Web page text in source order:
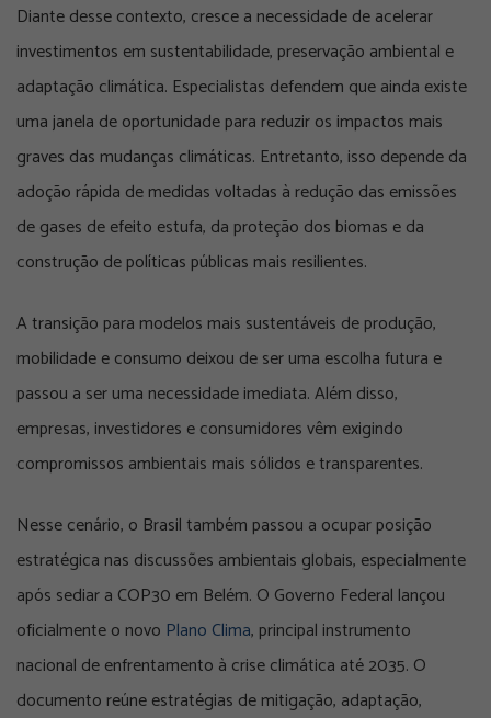
Diante desse contexto, cresce a necessidade de acelerar
investimentos em sustentabilidade, preservação ambiental e
adaptação climática. Especialistas defendem que ainda existe
uma janela de oportunidade para reduzir os impactos mais
graves das mudanças climáticas. Entretanto, isso depende da
adoção rápida de medidas voltadas à redução das emissões
de gases de efeito estufa, da proteção dos biomas e da
construção de políticas públicas mais resilientes.
A transição para modelos mais sustentáveis de produção,
mobilidade e consumo deixou de ser uma escolha futura e
passou a ser uma necessidade imediata. Além disso,
empresas, investidores e consumidores vêm exigindo
compromissos ambientais mais sólidos e transparentes.
Nesse cenário, o Brasil também passou a ocupar posição
estratégica nas discussões ambientais globais, especialmente
após sediar a COP30 em Belém. O Governo Federal lançou
oficialmente o novo Plano Clima, principal instrumento
nacional de enfrentamento à crise climática até 2035. O
documento reúne estratégias de mitigação, adaptação,